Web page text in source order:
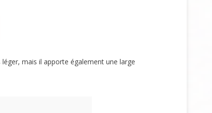
mais il apporte également une large